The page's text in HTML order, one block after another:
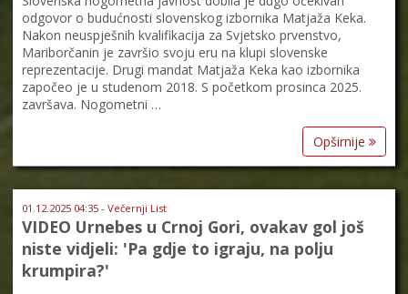
odgovor o budućnosti slovenskog izbornika Matjaža Keka.
Nakon neuspješnih kvalifikacija za Svjetsko prvenstvo,
Mariborčanin je završio svoju eru na klupi slovenske
reprezentacije. Drugi mandat Matjaža Keka kao izbornika
započeo je u studenom 2018. S početkom prosinca 2025.
završava. Nogometni …
Opširnije
01.12.2025 04:35 - Večernji List
VIDEO Urnebes u Crnoj Gori, ovakav gol još
niste vidjeli: 'Pa gdje to igraju, na polju
krumpira?'